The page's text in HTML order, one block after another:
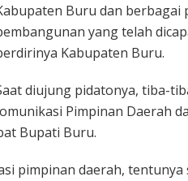
Buru dan berbagai
yang telah
Kabupaten Buru.
diujung pidatonya, tiba-
Pimpinan Daerah
Bupati Buru.
pimpinan daerah, tentunya